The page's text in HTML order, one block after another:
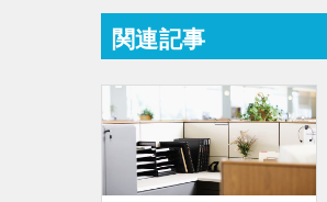
関連記事